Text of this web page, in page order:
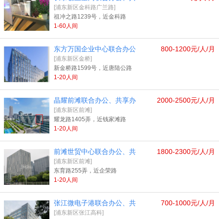
[浦东新区金科路广兰路]
祖冲之路1239号，近金科路
1-60人间
800-1200元/人/月
东方万国企业中心联合办公
[浦东新区金桥]
新金桥路1599号，近唐陆公路
1-20人间
2000-2500元/人/月
晶耀前滩联合办公、共享办
[浦东新区前滩]
耀龙路1405弄，近钱家滩路
1-20人间
1800-2300元/人/月
前滩世贸中心联合办公、共
[浦东新区前滩]
东育路255弄，近企荣路
1-20人间
700-1000元/人/月
张江微电子港联合办公、共
[浦东新区张江高科]